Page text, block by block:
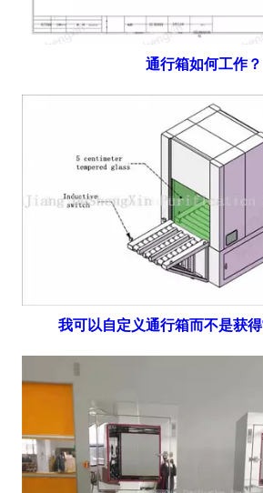
通行箱如何工作？
我可以自定义通行箱而不是获